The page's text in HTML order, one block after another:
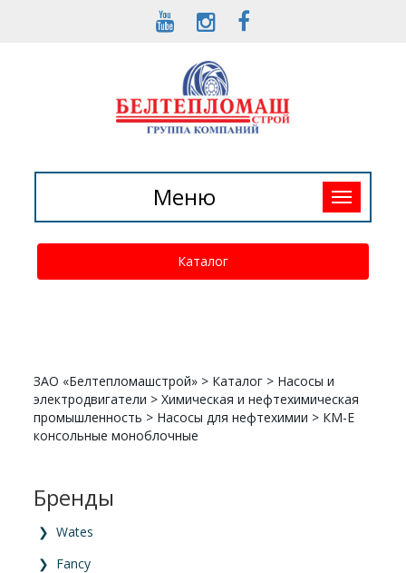
Toggle
navigation
Меню
Каталог
ЗАО «Белтепломашстрой» > Каталог > Насосы и
электродвигатели >Химическая и нефтехимическая
промышленность > Насосы для нефтехимии > КМ-Е
консольные моноблочные
Бренды
❯ Wates
❯ Fancy